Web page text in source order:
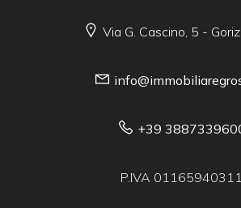
Via G. Cascino, 5 -
+39
P.IVA 01165940311